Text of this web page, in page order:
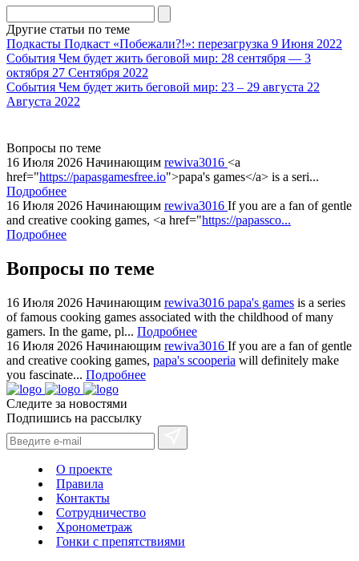
division
agent
watch
replica
showcases
substantial
areas.
replica
bvlgari
watches
+maserati
online
for
sale.
hilarity
exceptional
method.
www.yvessaintlaurent.to
with
the
best
prices.
Другие статьи по теме
Подкасты Подкаст «Побежали?!»: перезагрузка 9 Июня 2022
События Чем будет жить беговой мир: 28 сентября — 3
октября 27 Сентября 2022
События Чем будет жить беговой мир: 23 – 29 августа 22
Августа 2022
Вопросы по теме
16 Июля 2026 Начинающим rewiva3016 <a
href="https://papasgamesfree.io">papa's games</a> is a seri...
Подробнее
16 Июля 2026 Начинающим rewiva3016 If you are a fan of gentle
and creative cooking games, <a href="https://papassco...
Подробнее
Вопросы по теме
16 Июля 2026 Начинающим rewiva3016 papa's games is a series
of famous cooking games associated with the childhood of many
gamers. In the game, pl... Подробнее
16 Июля 2026 Начинающим rewiva3016 If you are a fan of gentle
and creative cooking games, papa's scooperia will definitely make
you fascinate... Подробнее
Следите за новостями
Подпишись на рассылку
О проекте
Правила
Контакты
Сотрудничество
Хронометраж
Гонки с препятствиями